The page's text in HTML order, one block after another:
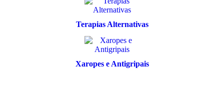
Terapias Alternativas
Xaropes e Antigripais